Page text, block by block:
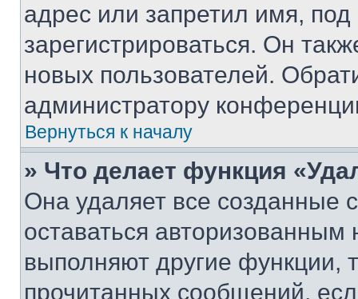
адрес или запретил имя,
зарегистрироваться. Он
новых пользователей.
администратору
Вернуться к началу
» Что делает функция
Она удаляет все созданные
оставаться
выполняют другие функции,
прочитанных сообщений,